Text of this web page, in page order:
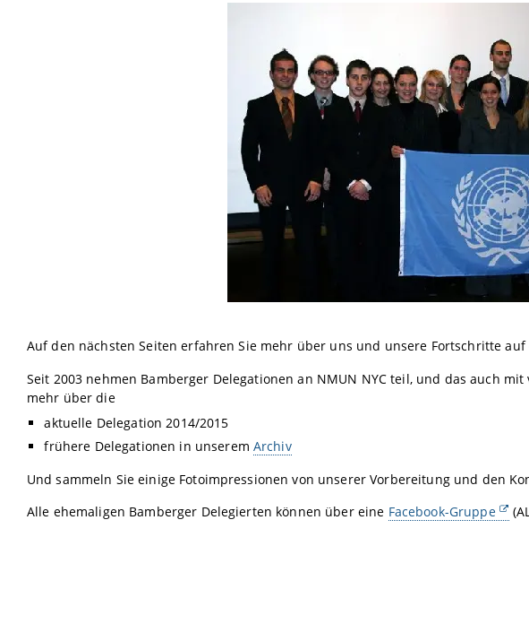
Auf den nächsten Seiten erfahren Sie mehr über uns und unsere Fortschritte auf
Seit 2003 nehmen Bamberger Delegationen an NMUN NYC teil, und das auch
mehr über die
aktuelle Delegation 2014/2015
frühere Delegationen in unserem Archiv
Und sammeln Sie einige Fotoimpressionen von unserer Vorbereitung und den
Alle ehemaligen Bamberger Delegierten können über eine Facebook-Gruppe